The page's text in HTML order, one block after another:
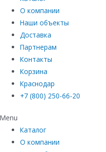
О компании
Наши объекты
Доставка
Партнерам
Контакты
Корзина
Краснодар
+7 (800) 250-66-20
Menu
Каталог
О компании